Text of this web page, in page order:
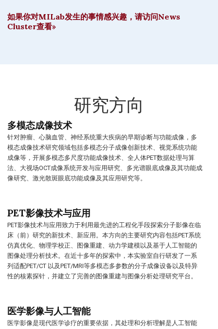
如果你对MILab发生的事情感兴趣，请访问News
Cluster查看»
研究方向
多模态成像技术
针对肿瘤、心脑血管、神经系统重大疾病的早期诊断与功能成像，多
模态成像技术研究领域包括多模态分子成像创新技术、视觉系统功能
成像等，开展多模态多尺度功能成像技术、全人体PET数据处理与算
法、大视场OCT成像系统开发与应用研究、多光谱眼底成像及其功能成
像研究、激光散斑眼底功能成像及其应用研究等。
PET影像技术与应用
PET影像技术与应用致力于利用最先进的工程化手段探索分子影像在临
床（前）研究的新技术、新应用。本方向的主要研究内容包括PET系统
仿真优化、物理学校正、图像重建、动力学建模以及基于人工智能的
图像处理分析技术。在近十多年的探索中，本实验室自行研发了一系
列适配PET/CT 以及PET/MRI等多模态多参数的分子成像设备以及特异
性的核素探针，并建立了完善的图像重建与图像分析处理研究平台。
医学影像与人工智能
医学影像是现代医学诊疗的重要依据，其处理和分析理解是人工智能